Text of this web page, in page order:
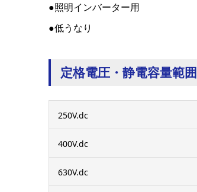
●照明インバーター用
●低うなり
定格電圧・静電容量範囲
250V.dc
400V.dc
630V.dc